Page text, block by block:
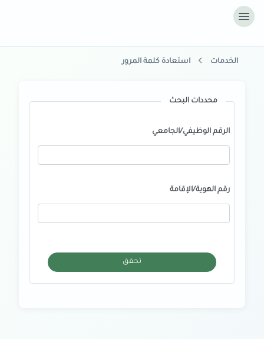
الخدمات استعادة كلمة المرور
محددات البحث
الرقم الوظيفي/الجامعي
رقم الهوية/الإقامة
تحقق